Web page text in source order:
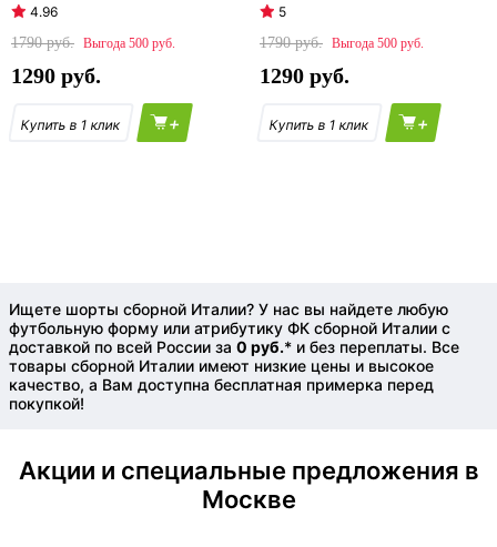
4.96
1790
500
1290
+
5
1790
500
1290
+
Ищете шорты сборной Италии? У нас вы найдете любую
футбольную форму или атрибутику ФК сборной Италии с
доставкой по всей России за 0 руб.* и без переплаты. Все
товары сборной Италии имеют низкие цены и высокое
качество, а Вам доступна бесплатная примерка перед
покупкой!
Акции и специальные предложения в
Москве